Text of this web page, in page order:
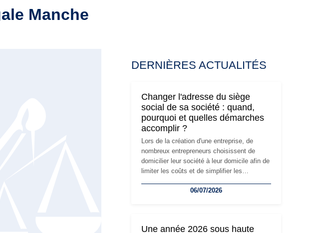
Manche
DERNIÈRES ACTUALITÉS
Changer l'adresse du siège
social de sa société : quand,
pourquoi et quelles démarches
accomplir ?
Lors de la création d'une entreprise, de
nombreux entrepreneurs choisissent de
domicilier leur société à leur domicile afin de
limiter les coûts et de simplifier les
l'activité, cette solution peut rapidement
siège social répond souvent à une nouvelle
06/07/2026
Une année 2026 sous haute